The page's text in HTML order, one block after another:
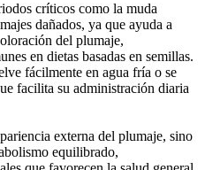
críticos como la muda
dañados, ya que ayuda a
del plumaje,
en dietas basadas en semillas.
fácilmente en agua fría o se
facilita su administración diaria
externa del plumaje, sino
equilibrado,